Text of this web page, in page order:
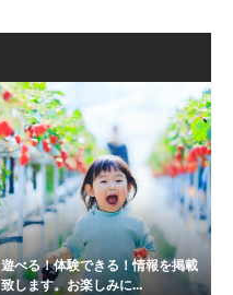
遊べる！体験できる！情報を掲載
致します。お楽しみに...